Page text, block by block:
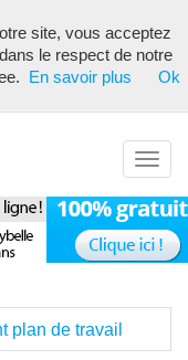
optimisé seo avec
du contenu pertinent
vos fiches
plan de travail
site, vous acceptez
le respect de notre
En savoir plus Ok